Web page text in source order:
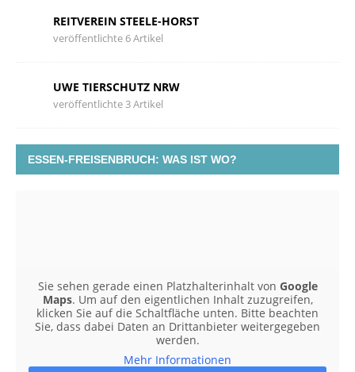
REITVEREIN STEELE-HORST
veröffentlichte 6 Artikel
UWE TIERSCHUTZ NRW
veröffentlichte 3 Artikel
ESSEN-FREISENBRUCH: WAS IST WO?
Sie sehen gerade einen Platzhalterinhalt von Google
Maps. Um auf den eigentlichen Inhalt zuzugreifen,
klicken Sie auf die Schaltfläche unten. Bitte beachten
Sie, dass dabei Daten an Drittanbieter weitergegeben
werden.
Mehr Informationen